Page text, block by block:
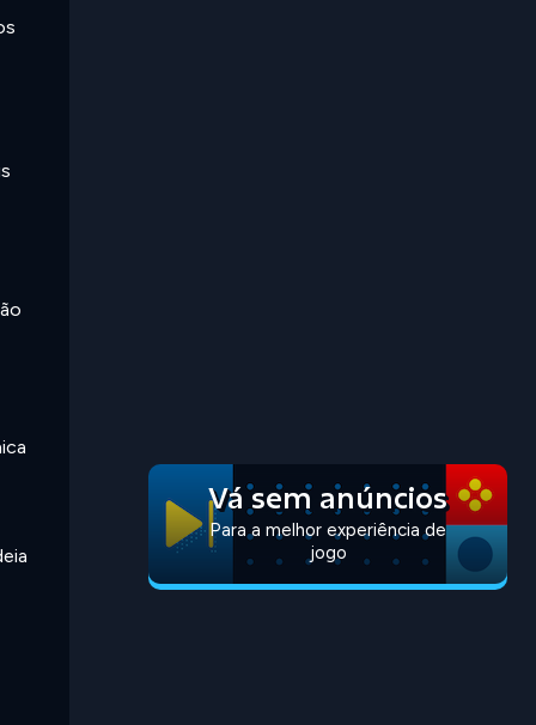
Vá sem anúncios
Para a melhor experiência de
jogo